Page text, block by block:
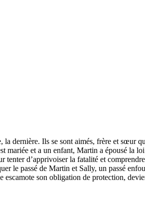
dernière. Ils se sont aimés, frère et sœur
et a un enfant, Martin a épousé la
d’apprivoiser la fatalité et
le passé de Martin et Sally, un passé
son obligation de protection,